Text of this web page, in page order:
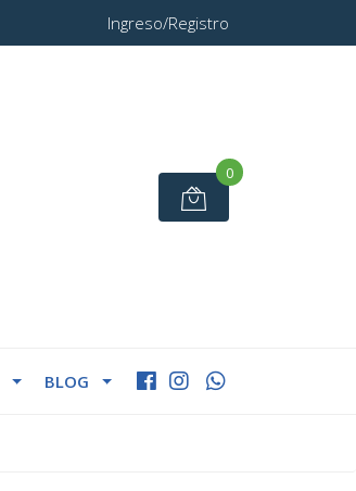
Ingreso/Registro
0
BLOG